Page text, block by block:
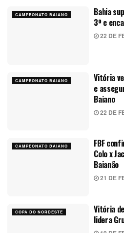
CAMPEONATO BAIANO
Bahia
3º e
22 DE
CAMPEONATO BAIANO
Vitória
e
Baiano
22 DE
CAMPEONATO BAIANO
FBF
Colo x
Baianão
21 DE
COPA DO NORDESTE
Vitória
lidera